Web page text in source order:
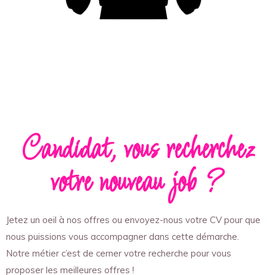
Candidat, vous recherchez
votre nouveau job ?
Jetez un oeil à nos offres ou envoyez-nous votre CV pour que
nous puissions vous accompagner dans cette démarche.
Notre métier c’est de cerner votre recherche pour vous
proposer les meilleures offres !